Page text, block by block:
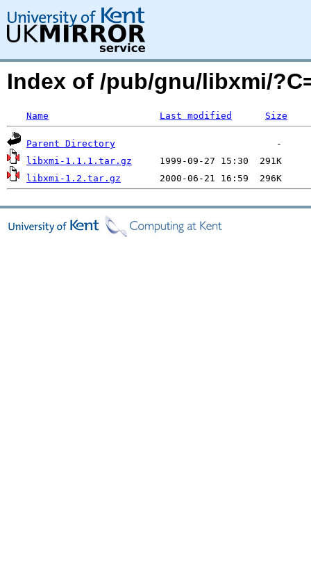
Index of /pub/gnu/libxmi/
Name Last modified Size
Parent Directory
libxmi-1.1.1.tar.gz
libxmi-1.2.tar.gz